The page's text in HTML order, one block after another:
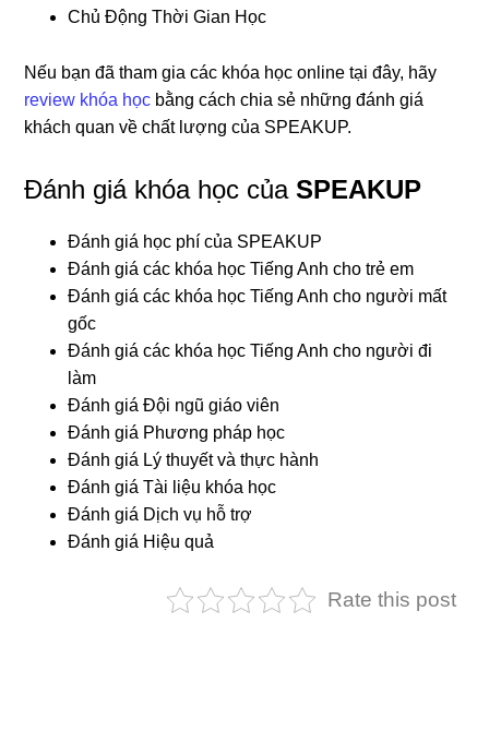
Chủ Động Thời Gian Học
Nếu bạn đã tham gia các khóa học online tại đây, hãy
review khóa học bằng cách chia sẻ những đánh giá
khách quan về chất lượng của SPEAKUP.
Đánh giá khóa học củaSPEAKUP
Đánh giá học phí của SPEAKUP
Đánh giá các khóa học Tiếng Anh cho trẻ em
Đánh giá các khóa học Tiếng Anh cho người mất
gốc
Đánh giá các khóa học Tiếng Anh cho người đi
làm
Đánh giá Đội ngũ giáo viên
Đánh giá Phương pháp học
Đánh giá Lý thuyết và thực hành
Đánh giá Tài liệu khóa học
Đánh giá Dịch vụ hỗ trợ
Đánh giá Hiệu quả
Rate this post